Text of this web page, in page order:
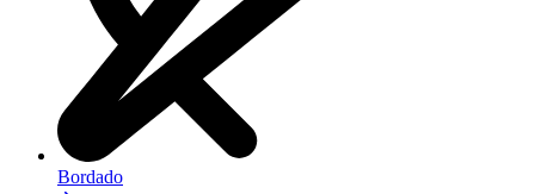
Bordado